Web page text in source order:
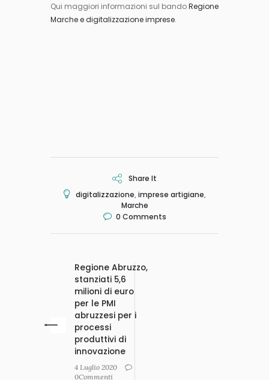
Qui maggiori informazioni sul bandoRegione
Marche e digitalizzazione imprese.
Share It
digitalizzazione,imprese artigiane,
Marche
0 Comments
Regione Abruzzo,
stanziati 5,6
milioni di euro
per le PMI
abruzzesi per i
processi
produttivi di
innovazione
4 Luglio 2020
0Commenti